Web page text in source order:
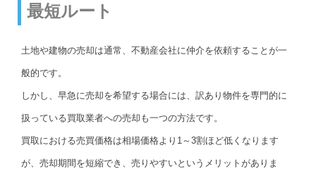
最短ルート
土地や建物の売却は通常、不動産会社に仲介を依頼することが一
般的です。
しかし、早急に売却を希望する場合には、訳あり物件を専門的に
扱っている買取業者への売却も一つの方法です。
買取における売買価格は相場価格より1～3割ほど低くなります
が、売却期間を短縮でき、売りやすいというメリットがありま